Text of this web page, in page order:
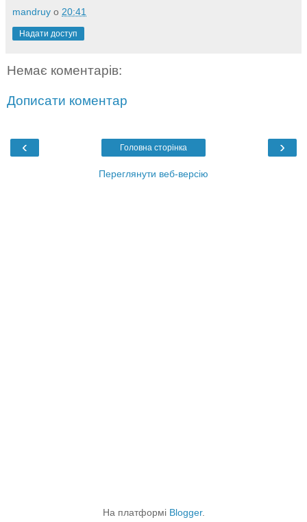
mandruy о 20:41
Надати доступ
Немає коментарів:
Дописати коментар
‹ ›
Головна сторінка
Переглянути веб-версію
На платформі Blogger.